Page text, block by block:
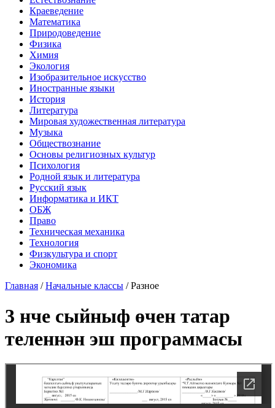
Краеведение
Математика
Природоведение
Физика
Химия
Экология
Изобразительное искусство
Иностранные языки
История
Литература
Мировая художественная литература
Музыка
Обществознание
Основы религиозных культур
Психология
Родной язык и литература
Русский язык
Информатика и ИКТ
ОБЖ
Право
Техническая механика
Технология
Физкультура и спорт
Экономика
Главная /Начальные классы /Разное
3 нче сыйныф өчен татар
теленнән эш программасы